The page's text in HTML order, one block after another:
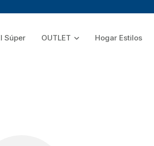
Súper OUTLET Hogar Estilos